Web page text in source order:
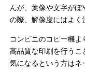
んが、葉像や文字が
の際、解像度にはよく
コンビニのコピー機
高品質な印刷を行う
気になるという方はネ